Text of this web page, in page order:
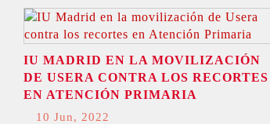
IU MADRID EN LA MOVILIZACIÓN
DE USERA CONTRA LOS RECORTES
EN ATENCIÓN PRIMARIA
10 Jun, 2022